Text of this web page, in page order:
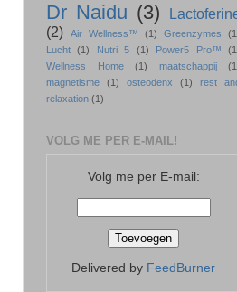
Dr Naidu (3)
(2)
Air Wellness™ (1) Greenzymes
Lucht
(1) Nutri 5 (1) Power5 Pro™
Wellness Home
(1) maatschappij
magnetisme
(1) osteodenx (1)
rest
relaxation (1)
VOLG ME PER E-MAIL!
Volg me per E-mail:
Delivered by FeedBurner